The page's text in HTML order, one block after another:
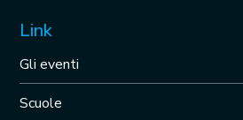
Link
Gli eventi
Scuole